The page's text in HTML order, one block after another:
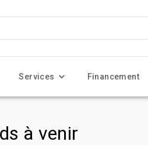
Services Financement
à venir